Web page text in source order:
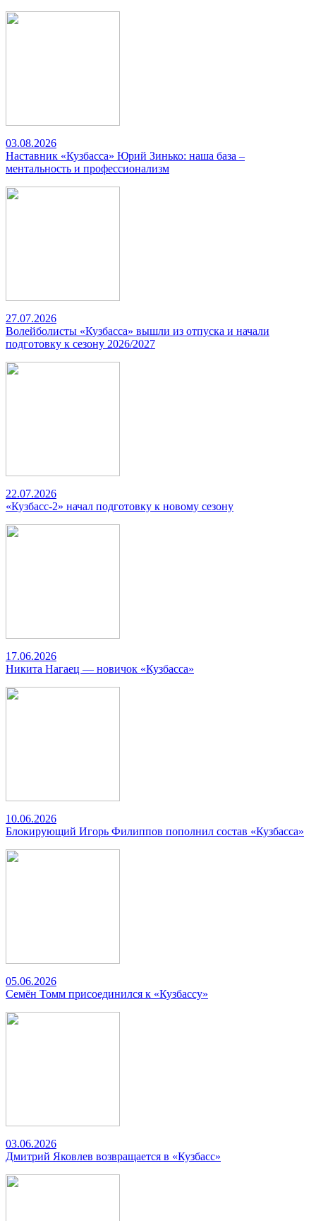
03.08.2026
Наставник «Кузбасса» Юрий Зинько: наша база –
ментальность и профессионализм
27.07.2026
Волейболисты «Кузбасса» вышли из отпуска и начали
подготовку к сезону 2026/2027
22.07.2026
«Кузбасс-2» начал подготовку к новому сезону
17.06.2026
Никита Нагаец — новичок «Кузбасса»
10.06.2026
Блокирующий Игорь Филиппов пополнил состав «Кузбасса»
05.06.2026
Семён Томм присоединился к «Кузбассу»
03.06.2026
Дмитрий Яковлев возвращается в «Кузбасс»